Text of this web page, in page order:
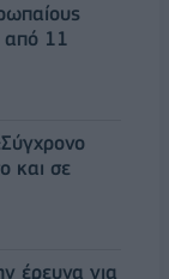
από 11
και σε
έρευνα για